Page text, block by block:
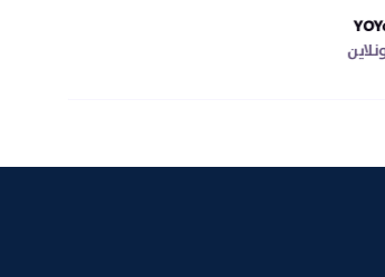
YOYo Yoyonr
عميل الأونلاين